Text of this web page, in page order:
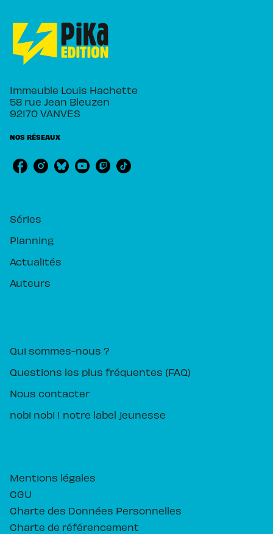
Immeuble Louis Hachette
58 rue Jean Bleuzen
92170 VANVES
NOS RÉSEAUX
Séries
Planning
Actualités
Auteurs
Qui sommes-nous ?
Questions les plus fréquentes (FAQ)
Nous contacter
nobi nobi ! notre label jeunesse
Mentions légales
CGU
Charte des Données Personnelles
Charte de référencement